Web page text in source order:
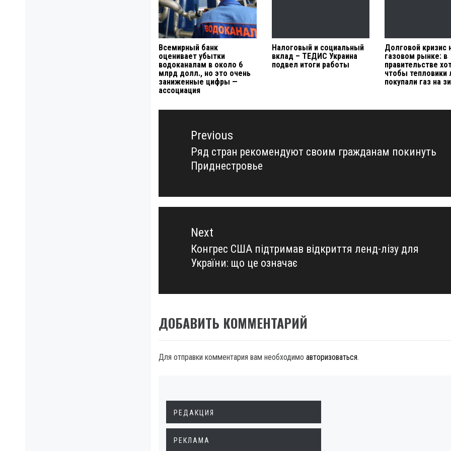
Всемирный банк
оценивает убытки
водоканалам в около 6
млрд долл., но это очень
заниженные цифры —
ассоциация
Налоговый и социальный
вклад – ТЕДИС Украина
подвел итоги работы
Долговой кризис
газовом рынке: в
правительстве
чтобы тепловики
покупали газ на
Навигация
записямPrevious
Previous
post:
Ряд стран рекомендуют своим гражданам покинуть
Приднестровье
Next
Next
post:
Конгрес США підтримав відкриття ленд-лізу для
України: що це означає
ДОБАВИТЬ КОММЕНТАРИЙ
Для отправки комментария вам необходимо авторизоваться.
РЕДАКЦИЯ
РЕКЛАМА